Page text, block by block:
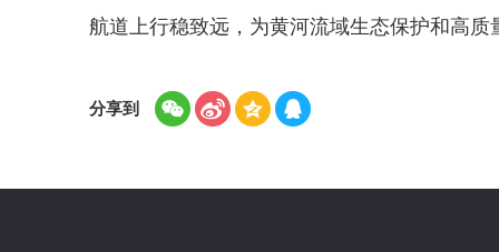
航道上行稳致远，为黄河流域生态保护和高质
分享到